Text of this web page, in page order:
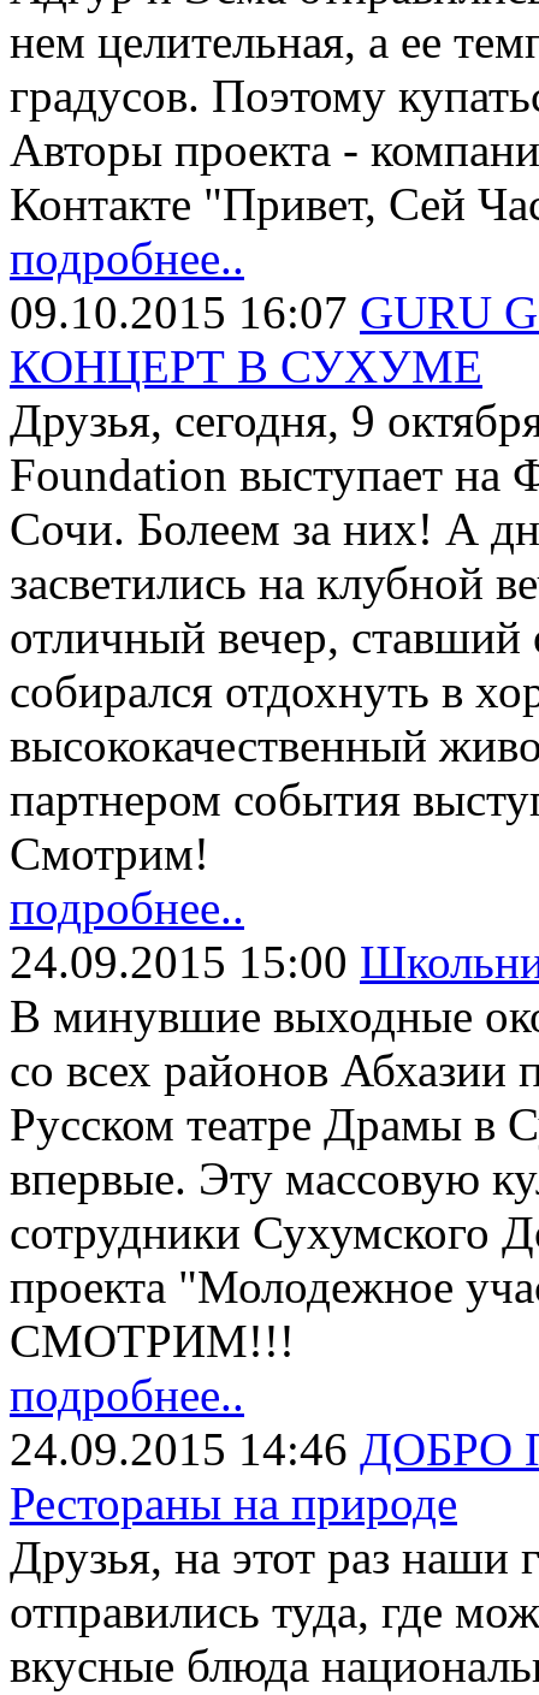
нем целительная, а ее
градусов. Поэтому
Авторы проекта -
Контакте "Привет, Сей
подробнее..
09.10.2015 16:07 GURU
КОНЦЕРТ В СУХУМЕ
Друзья, сегодня, 9
Foundation выступает на
Сочи. Болеем за них! А
засветились на клубной
отличный вечер, ставший
собирался отдохнуть в
высококачественный
партнером события
Смотрим!
подробнее..
24.09.2015 15:00
В минувшие выходные
со всех районов Абхазии
Русском театре Драмы в
впервые. Эту массовую
сотрудники Сухумского
проекта "Молодежное
СМОТРИМ!!!
подробнее..
24.09.2015 14:46 ДОБРО
Рестораны на природе
Друзья, на этот раз
отправились туда, где
вкусные блюда